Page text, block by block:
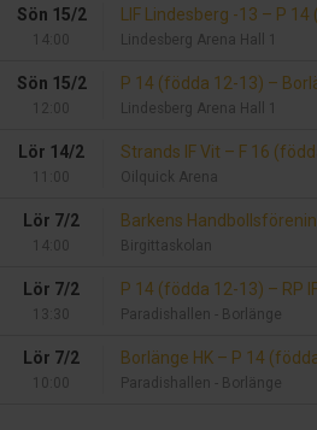
Sön 15/2
14:00
LIF Lindesberg -13 – P 14
Lindesberg Arena Hall 1
Sön 15/2
12:00
P 14 (födda 12-13) –
Lindesberg Arena Hall 1
Lör 14/2
11:00
Strands IF Vit – F 16
Oilquick Arena
Lör 7/2
14:00
Barkens
Birgittaskolan
Lör 7/2
13:30
P 14 (födda 12-13) – RP
Paradishallen - Borlänge
Lör 7/2
10:00
Borlänge HK – P 14
Paradishallen - Borlänge